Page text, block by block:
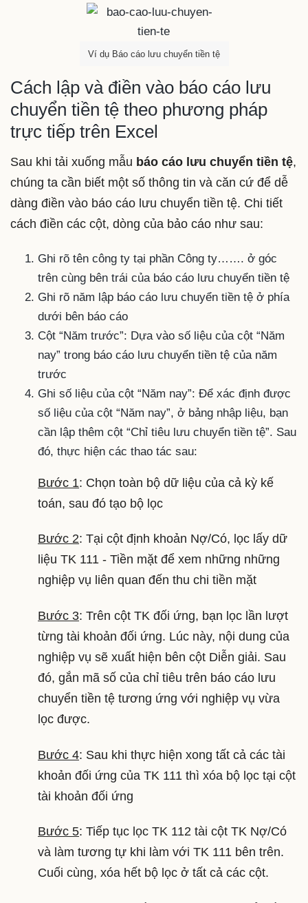
Ví dụ Báo cáo lưu chuyển tiền tệ
Cách lập và điền vào báo cáo lưu
chuyển tiền tệ theo phương pháp
trực tiếp trên Excel
Sau khi tải xuống mẫu báo cáo lưu chuyển tiền tệ,
chúng ta cần biết một số thông tin và căn cứ để dễ
dàng điền vào báo cáo lưu chuyển tiền tệ. Chi tiết
cách điền các cột, dòng của bảo cáo như sau:
Ghi rõ tên công ty tại phần Công ty……. ở góc
trên cùng bên trái của báo cáo lưu chuyển tiền tệ
Ghi rõ năm lập báo cáo lưu chuyển tiền tệ ở phía
dưới bên báo cáo
Cột “Năm trước”: Dựa vào số liệu của cột “Năm
nay” trong báo cáo lưu chuyển tiền tệ của năm
trước
Ghi số liệu của cột “Năm nay”: Để xác định được
số liệu của cột “Năm nay”, ở bảng nhập liệu, bạn
cần lập thêm cột “Chỉ tiêu lưu chuyển tiền tệ”. Sau
đó, thực hiện các thao tác sau:
Bước 1: Chọn toàn bộ dữ liệu của cả kỳ kế
toán, sau đó tạo bộ lọc
Bước 2: Tại cột định khoản Nợ/Có, lọc lấy dữ
liệu TK 111 - Tiền mặt để xem những những
nghiệp vụ liên quan đến thu chi tiền mặt
Bước 3: Trên cột TK đối ứng, bạn lọc lần lượt
từng tài khoản đối ứng. Lúc này, nội dung của
nghiệp vụ sẽ xuất hiện bên cột Diễn giải. Sau
đó, gắn mã số của chỉ tiêu trên báo cáo lưu
chuyển tiền tệ tương ứng với nghiệp vụ vừa
lọc được.
Bước 4: Sau khi thực hiện xong tất cả các tài
khoản đối ứng của TK 111 thì xóa bộ lọc tại cột
tài khoản đối ứng
Bước 5: Tiếp tục lọc TK 112 tài cột TK Nợ/Có
và làm tương tự khi làm với TK 111 bên trên.
Cuối cùng, xóa hết bộ lọc ở tất cả các cột.